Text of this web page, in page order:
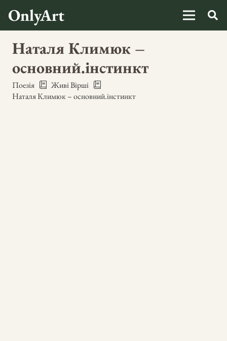
OnlyArt
Наталя Климюк –
основний.інстинкт
Поезія
Живі Вірші
Наталя Климюк – основний.інстинкт